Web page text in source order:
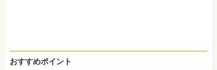
おすすめポイント